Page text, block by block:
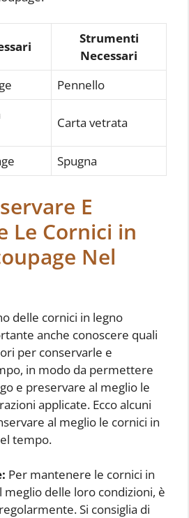
Strumenti
Necessari
Pennello
Carta vetrata
Spugna
E
Le Cornici in
Nel
delle cornici in legno
anche conoscere quali
per conservarle e
in modo da permettere
e preservare al meglio le
applicate. Ecco alcuni
al meglio le cornici in
tempo.
Per mantenere le cornici in
meglio delle loro condizioni, è
Si consiglia di